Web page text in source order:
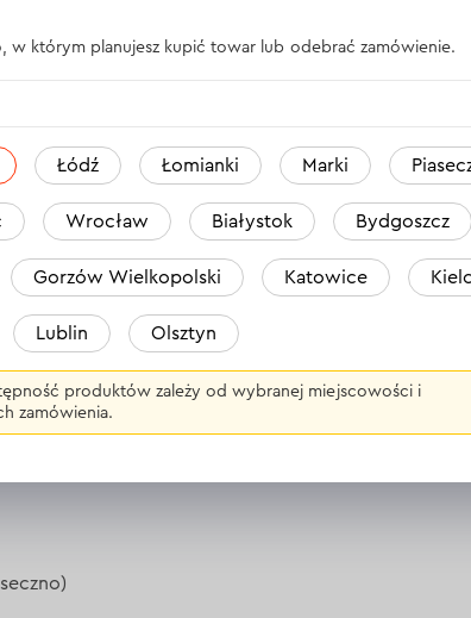
marki.
Cross Praga)
Warszawa Modlińska)
05-270 (CH Prima Park)
w którym planujesz kupić towar lub odebrać zamówienie.
Łódź Łomianki Marki
Wrocław Białystok Bydgoszcz
Gorzów Wielkopolski Katowice
Lublin Olsztyn
produktów zależy od wybranej miejscowości i
zamówienia.